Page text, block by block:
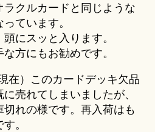
クルカードと同じような
ています。
にスッと入ります。
方にもお勧めです。
在）このカードデッキ欠品
売れてしまいましたが、
れの様です。再入荷はも
。